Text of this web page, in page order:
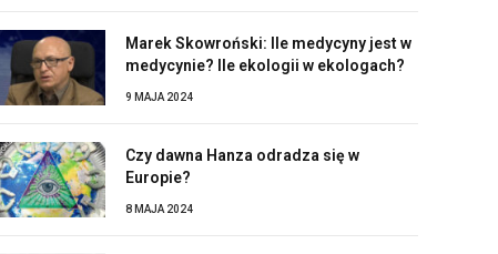
Marek Skowroński: Ile medycyny jest w
medycynie? Ile ekologii w ekologach?
9 MAJA 2024
Czy dawna Hanza odradza się w
Europie?
8 MAJA 2024